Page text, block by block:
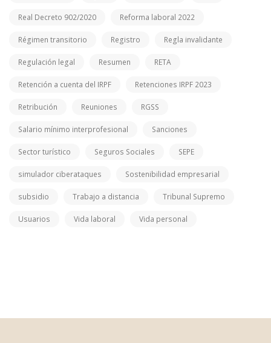
Real Decreto 902/2020 Reforma laboral 2022
Régimen transitorio Registro Regla invalidante
Regulación legal Resumen RETA
Retención a cuenta del IRPF Retenciones IRPF 2023
Retribución Reuniones RGSS
Salario mínimo interprofesional Sanciones
Sector turístico Seguros Sociales SEPE
simulador ciberataques Sostenibilidad empresarial
subsidio Trabajo a distancia Tribunal Supremo
Usuarios Vida laboral Vida personal